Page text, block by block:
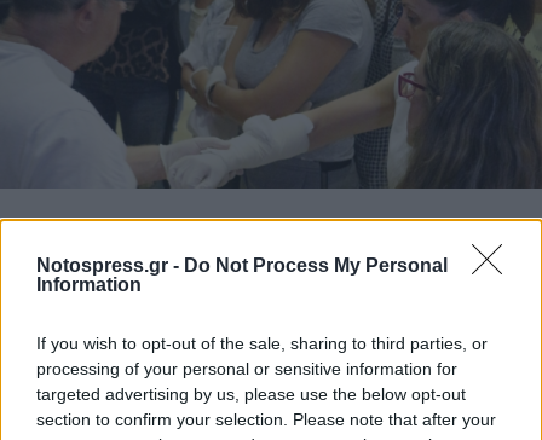
Notospress.gr - Do Not Process My Personal
Information
If you wish to opt-out of the sale, sharing to third parties, or
processing of your personal or sensitive information for
targeted advertising by us, please use the below opt-out
section to confirm your selection. Please note that after your